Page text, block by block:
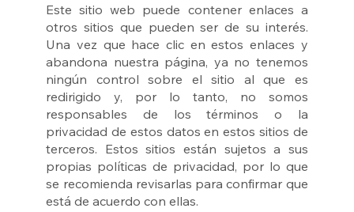
Este sitio web puede contener enlaces a
otros sitios que pueden ser de su interés.
Una vez que hace clic en estos enlaces y
abandona nuestra página, ya no tenemos
ningún control sobre el sitio al que es
redirigido y, por lo tanto, no somos
responsables de los términos o la
privacidad de estos datos en estos sitios de
terceros. Estos sitios están sujetos a sus
propias políticas de privacidad, por lo que
se recomienda revisarlas para confirmar que
está de acuerdo con ellas.